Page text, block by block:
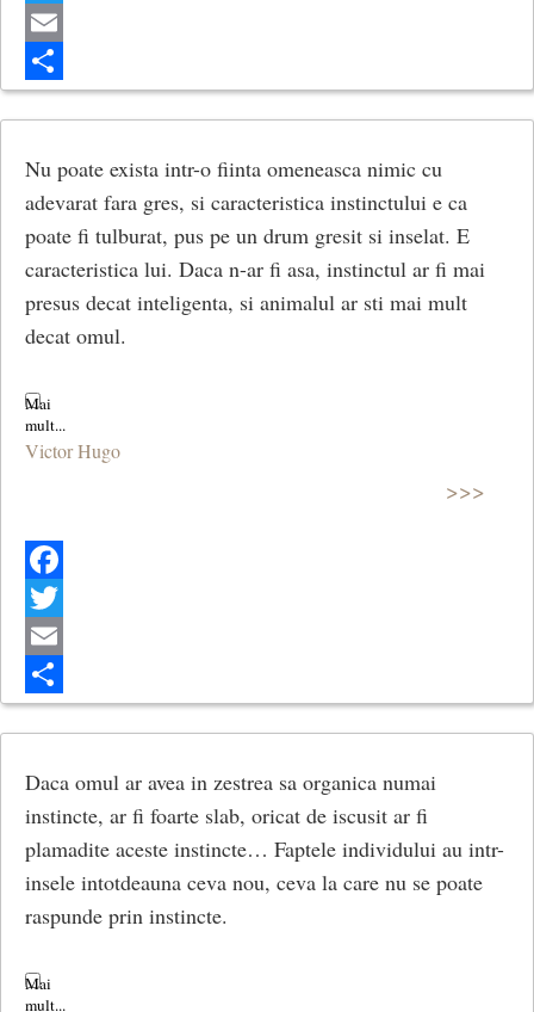
Twitter
Email
Share
Nu poate exista intr-o fiinta omeneasca nimic cu
adevarat fara gres, si caracteristica instinctului e ca
poate fi tulburat, pus pe un drum gresit si inselat. E
caracteristica lui. Daca n-ar fi asa, instinctul ar fi mai
presus decat inteligenta, si animalul ar sti mai mult
decat omul.
Victor Hugo
>>>
Facebook
Twitter
Email
Share
Daca omul ar avea in zestrea sa organica numai
instincte, ar fi foarte slab, oricat de iscusit ar fi
plamadite aceste instincte… Faptele individului au intr-
insele intotdeauna ceva nou, ceva la care nu se poate
raspunde prin instincte.